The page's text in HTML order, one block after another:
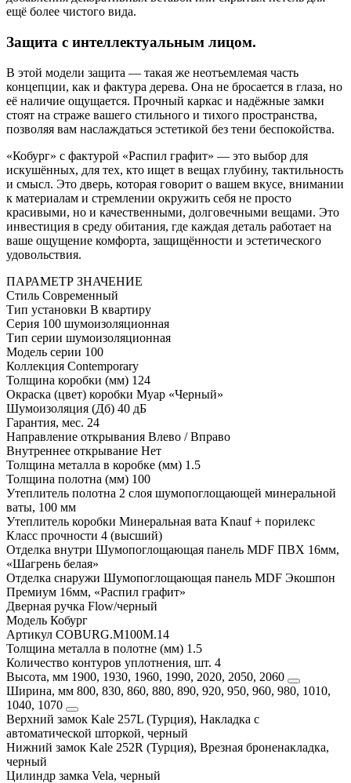
ещё более чистого вида.
Защита с интеллектуальным лицом.
В этой модели защита — такая же неотъемлемая часть
концепции, как и фактура дерева. Она не бросается в глаза, но
её наличие ощущается. Прочный каркас и надёжные замки
стоят на страже вашего стильного и тихого пространства,
позволяя вам наслаждаться эстетикой без тени беспокойства.
«Кобург» с фактурой «Распил графит» — это выбор для
искушённых, для тех, кто ищет в вещах глубину, тактильность
и смысл. Это дверь, которая говорит о вашем вкусе, внимании
к материалам и стремлении окружить себя не просто
красивыми, но и качественными, долговечными вещами. Это
инвестиция в среду обитания, где каждая деталь работает на
ваше ощущение комфорта, защищённости и эстетического
удовольствия.
ПАРАМЕТР ЗНАЧЕНИЕ
Стиль Современный
Тип установки В квартиру
Серия 100 шумоизоляционная
Тип серии шумоизоляционная
Модель серии 100
Коллекция Contemporary
Толщина коробки (мм) 124
Окраска (цвет) коробки Муар «Черный»
Шумоизоляция (Дб) 40 дБ
Гарантия, мес. 24
Направление открывания Влево / Вправо
Внутреннее открывание Нет
Толщина металла в коробке (мм) 1.5
Толщина полотна (мм) 100
Утеплитель полотна 2 слоя шумопоглощающей минеральной
ваты, 100 мм
Утеплитель коробки Минеральная вата Knauf + порилекс
Класс прочности 4 (высший)
Отделка внутри Шумопоглощающая панель MDF ПВХ 16мм,
«Шагрень белая»
Отделка снаружи Шумопоглощающая панель MDF Экошпон
Премиум 16мм, «Распил графит»
Дверная ручка Flоw/черный
Модель Кобург
Артикул COBURG.M100M.14
Толщина металла в полотне (мм) 1.5
Количество контуров уплотнения, шт. 4
Высота, мм 1900, 1930, 1960, 1990, 2020, 2050, 2060
Ширина, мм 800, 830, 860, 880, 890, 920, 950, 960, 980, 1010,
1040, 1070
Верхний замок Kale 257L (Турция), Накладка с
автоматической шторкой, черный
Нижний замок Kale 252R (Турция), Врезная броненакладка,
черный
Цилиндр замка Vela, черный